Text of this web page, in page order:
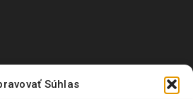
Súhlas